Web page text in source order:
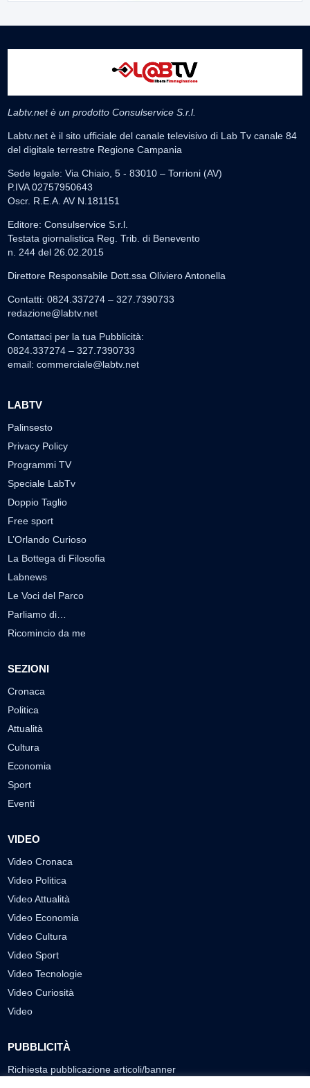
Labtv.net è un prodotto Consulservice S.r.l.
Labtv.net è il sito ufficiale del canale televisivo di Lab Tv canale 84
del digitale terrestre Regione Campania
Sede legale: Via Chiaio, 5 - 83010 – Torrioni (AV)
P.IVA 02757950643
Oscr. R.E.A. AV N.181151
Editore: Consulservice S.r.l.
Testata giornalistica Reg. Trib. di Benevento
n. 244 del 26.02.2015
Direttore Responsabile Dott.ssa Oliviero Antonella
Contatti: 0824.337274 – 327.7390733
redazione@labtv.net
Contattaci per la tua Pubblicità:
0824.337274 – 327.7390733
email: commerciale@labtv.net
LABTV
Palinsesto
Privacy Policy
Programmi TV
Speciale LabTv
Doppio Taglio
Free sport
L’Orlando Curioso
La Bottega di Filosofia
Labnews
Le Voci del Parco
Parliamo di…
Ricomincio da me
SEZIONI
Cronaca
Politica
Attualità
Cultura
Economia
Sport
Eventi
VIDEO
Video Cronaca
Video Politica
Video Attualità
Video Economia
Video Cultura
Video Sport
Video Tecnologie
Video Curiosità
Video
PUBBLICITÀ
Richiesta pubblicazione articoli/banner